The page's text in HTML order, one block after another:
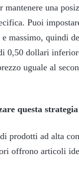
mantenere una
Puoi
massimo, quindi
0,50 dollari
uguale al
questa strategia
prodotti ad alta
offrono articoli